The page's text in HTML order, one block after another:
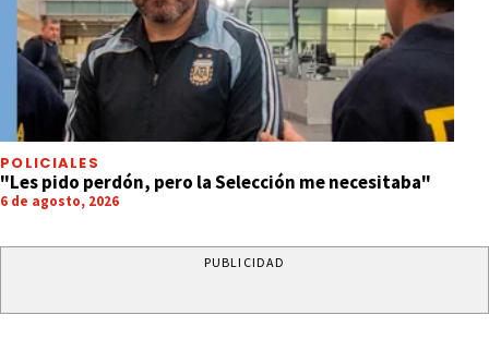
POLICIALES
"Les pido perdón, pero la Selección me necesitaba"
6 de agosto, 2026
PUBLICIDAD